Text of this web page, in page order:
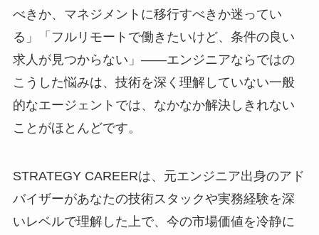
べきか、マネジメントに移行すべきか迷ってい
る」「フルリモートで働きたいけど、条件の良い
求人が見つからない」――エンジニアならではの
こうした悩みは、技術を深く理解していない一般
的なエージェントでは、なかなか解決しきれない
ことがほとんどです。
STRATEGY CAREERは、元エンジニア出身のアド
バイザーがあなたの技術スタックや実務経験を深
いレベルで理解した上で、今の市場価値を冷静に